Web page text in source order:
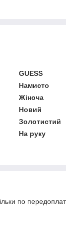
GUESS
Намисто
Жіноча
Новий
Золотистий
На руку
по